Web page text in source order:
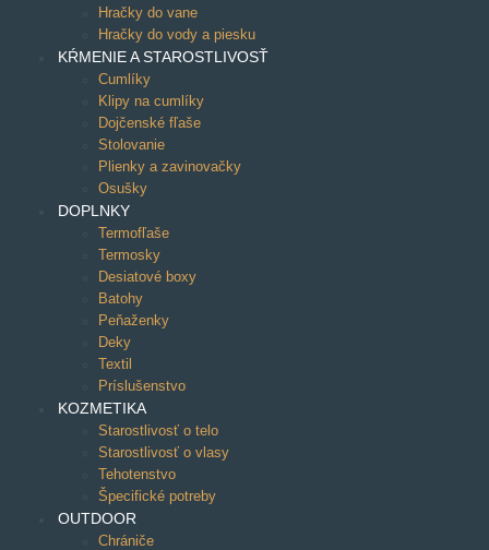
Hračky do vane
Hračky do vody a piesku
KŔMENIE A STAROSTLIVOSŤ
Cumlíky
Klipy na cumlíky
Dojčenské fľaše
Stolovanie
Plienky a zavinovačky
Osušky
DOPLNKY
Termofľaše
Termosky
Desiatové boxy
Batohy
Peňaženky
Deky
Textil
Príslušenstvo
KOZMETIKA
Starostlivosť o telo
Starostlivosť o vlasy
Tehotenstvo
Špecifické potreby
OUTDOOR
Chrániče